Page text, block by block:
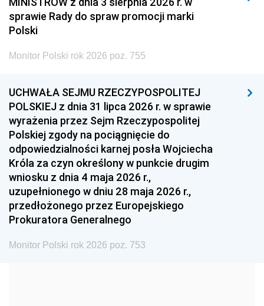
2008 2007 2006
2005
1996 1995 1994
1993 1992 1991
1990 1989
1987 1986 1985
1984 1983
1981 1980 1979
1978 1977
1975 1974
sprawie Rady do spraw promocji marki
Polski
Monitor Polski rok 2026 poz. 755
UCHWAŁA SEJMU RZECZYPOSPOLITEJ
POLSKIEJ z dnia 31 lipca 2026 r. w sprawie
wyrażenia przez Sejm Rzeczypospolitej
Polskiej zgody na pociągnięcie do
odpowiedzialności karnej posła Wojciecha
Króla za czyn określony w punkcie drugim
wniosku z dnia 4 maja 2026 r.,
uzupełnionego w dniu 28 maja 2026 r.,
przedłożonego przez Europejskiego
Prokuratora Generalnego
Monitor Polski rok 2026 poz. 753